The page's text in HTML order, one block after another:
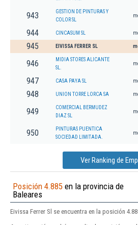
943
GESTION DE PINTURAS Y
COLOR SL
944 CINCASUM SL
945 EIVISSA FERRER SL
946
MIDIA STORES ALICANTE
SL.
947 CASA PAYA SL
948 UNION TORRE LORCA SA
949
COMERCIAL BERMUDEZ
DIAZ SL
950
PINTURAS PUENTICA
SOCIEDAD LIMITADA.
Ver Ranking de
Posición 4.885 en la provincia de
Baleares
Eivissa Ferrer Sl se encuentra en la posición